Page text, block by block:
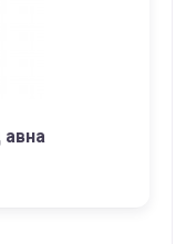
авна